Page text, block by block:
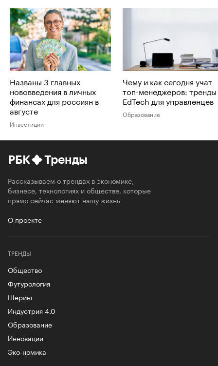
Названы 3 главных
нововведения в личных
финансах для россиян в
августе
Инвестиции
Чему и как сегодня учат
топ-менеджеров: тренды
EdTech для управленцев
Образование
РБК Тренды
Рассказываем о трендах в экономике,
бизнесе, технологиях и обществе, которые
прямо сейчас меняют нашу жизнь
О проекте
ТРЕНДЫ
Общество
Футурология
Шеринг
Индустрия 4.0
Образование
Инновации
Эко-номика